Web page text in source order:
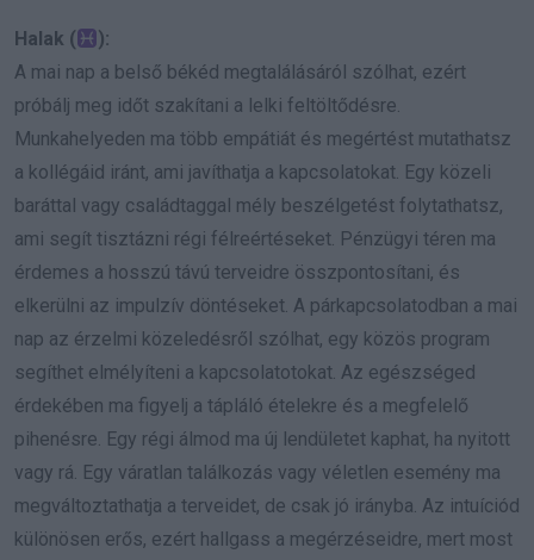
Halak (
):
A mai nap a belső békéd megtalálásáról szólhat, ezért
próbálj meg időt szakítani a lelki feltöltődésre.
Munkahelyeden ma több empátiát és megértést mutathatsz
a kollégáid iránt, ami javíthatja a kapcsolatokat. Egy közeli
baráttal vagy családtaggal mély beszélgetést folytathatsz,
ami segít tisztázni régi félreértéseket. Pénzügyi téren ma
érdemes a hosszú távú terveidre összpontosítani, és
elkerülni az impulzív döntéseket. A párkapcsolatodban a mai
nap az érzelmi közeledésről szólhat, egy közös program
segíthet elmélyíteni a kapcsolatotokat. Az egészséged
érdekében ma figyelj a tápláló ételekre és a megfelelő
pihenésre. Egy régi álmod ma új lendületet kaphat, ha nyitott
vagy rá. Egy váratlan találkozás vagy véletlen esemény ma
megváltoztathatja a terveidet, de csak jó irányba. Az intuíciód
különösen erős, ezért hallgass a megérzéseidre, mert most